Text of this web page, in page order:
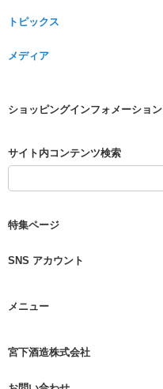
トピックス
メディア
ショッピングインフォメーション
サイト内コンテンツ検索
特集ページ
SNS アカウント
メニュー
宮下酒造株式会社